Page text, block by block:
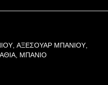
, ΑΞΕΣΟΥΑΡ ΜΠΑΝΙΟΥ,
, ΜΠΑΝΙΟ